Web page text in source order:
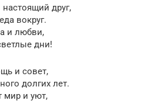
друг,
вокруг.
и любви,
дни!
и совет,
долгих лет.
мир и уют,